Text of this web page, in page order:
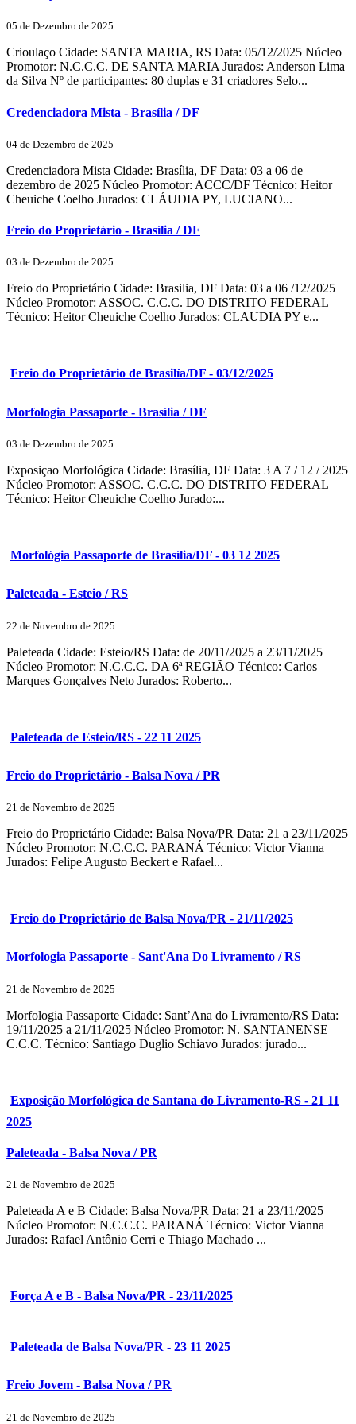
05 de Dezembro de 2025
Crioulaço Cidade: SANTA MARIA, RS Data: 05/12/2025 Núcleo
Promotor: N.C.C.C. DE SANTA MARIA Jurados: Anderson Lima
da Silva Nº de participantes: 80 duplas e 31 criadores Selo...
Credenciadora Mista - Brasília / DF
04 de Dezembro de 2025
Credenciadora Mista Cidade: Brasília, DF Data: 03 a 06 de
dezembro de 2025 Núcleo Promotor: ACCC/DF Técnico: Heitor
Cheuiche Coelho Jurados: CLÁUDIA PY, LUCIANO...
Freio do Proprietário - Brasília / DF
03 de Dezembro de 2025
Freio do Proprietário Cidade: Brasilia, DF Data: 03 a 06 /12/2025
Núcleo Promotor: ASSOC. C.C.C. DO DISTRITO FEDERAL
Técnico: Heitor Cheuiche Coelho Jurados: CLAUDIA PY e...
Freio do Proprietário de Brasilía/DF - 03/12/2025
Morfologia Passaporte - Brasília / DF
03 de Dezembro de 2025
Exposiçao Morfológica Cidade: Brasília, DF Data: 3 A 7 / 12 / 2025
Núcleo Promotor: ASSOC. C.C.C. DO DISTRITO FEDERAL
Técnico: Heitor Cheuiche Coelho Jurado:...
Morfológia Passaporte de Brasília/DF - 03 12 2025
Paleteada - Esteio / RS
22 de Novembro de 2025
Paleteada Cidade: Esteio/RS Data: de 20/11/2025 a 23/11/2025
Núcleo Promotor: N.C.C.C. DA 6ª REGIÃO Técnico: Carlos
Marques Gonçalves Neto Jurados: Roberto...
Paleteada de Esteio/RS - 22 11 2025
Freio do Proprietário - Balsa Nova / PR
21 de Novembro de 2025
Freio do Proprietário Cidade: Balsa Nova/PR Data: 21 a 23/11/2025
Núcleo Promotor: N.C.C.C. PARANÁ Técnico: Victor Vianna
Jurados: Felipe Augusto Beckert e Rafael...
Freio do Proprietário de Balsa Nova/PR - 21/11/2025
Morfologia Passaporte - Sant'Ana Do Livramento / RS
21 de Novembro de 2025
Morfologia Passaporte Cidade: Sant’Ana do Livramento/RS Data:
19/11/2025 a 21/11/2025 Núcleo Promotor: N. SANTANENSE
C.C.C. Técnico: Santiago Duglio Schiavo Jurados: jurado...
Exposição Morfológica de Santana do Livramento-RS - 21 11
2025
Paleteada - Balsa Nova / PR
21 de Novembro de 2025
Paleteada A e B Cidade: Balsa Nova/PR Data: 21 a 23/11/2025
Núcleo Promotor: N.C.C.C. PARANÁ Técnico: Victor Vianna
Jurados: Rafael Antônio Cerri e Thiago Machado ...
Força A e B - Balsa Nova/PR - 23/11/2025
Paleteada de Balsa Nova/PR - 23 11 2025
Freio Jovem - Balsa Nova / PR
21 de Novembro de 2025